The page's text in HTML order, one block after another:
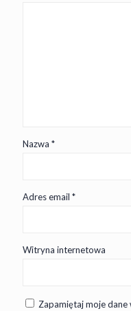
Nazwa *
Adres email *
Witryna internetowa
Zapamiętaj moje dane